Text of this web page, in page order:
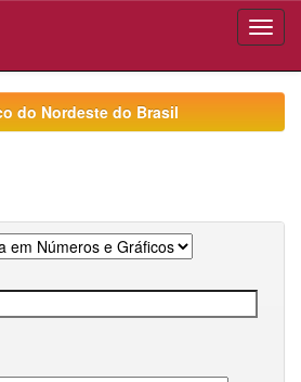
do Nordeste do Brasil